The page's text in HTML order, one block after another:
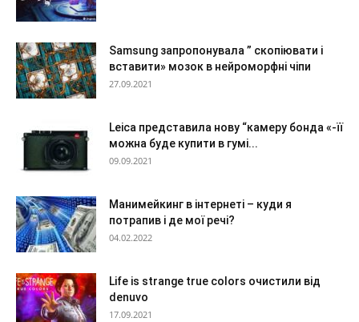
Samsung запропонувала ” скопіювати і
вставити» мозок в нейроморфні чіпи
27.09.2021
Leica представила нову “камеру бонда «-її
можна буде купити в гумі...
09.09.2021
Манимейкинг в інтернеті – куди я
потрапив і де мої речі?
04.02.2022
Life is strange true colors очистили від
denuvo
17.09.2021